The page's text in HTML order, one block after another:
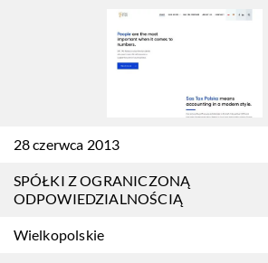
28 czerwca 2013
SPÓŁKI Z OGRANICZONĄ
ODPOWIEDZIALNOŚCIĄ
Wielkopolskie